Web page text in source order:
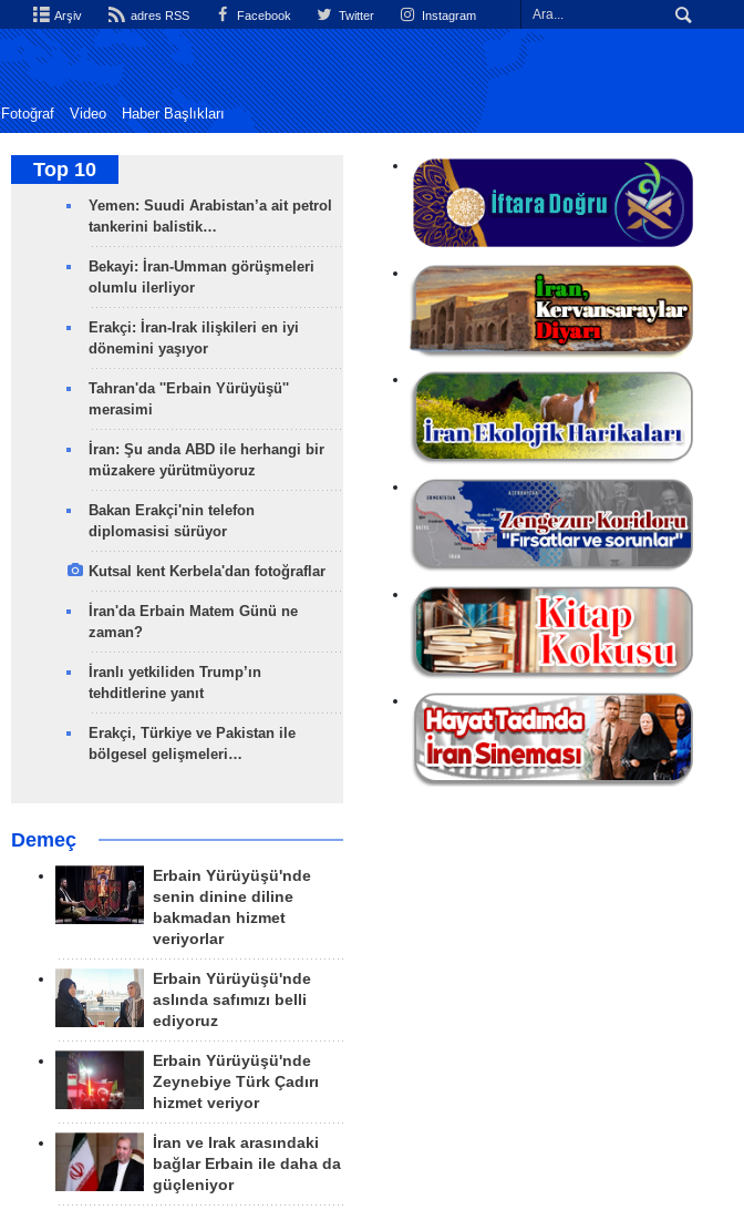
Arşiv adres RSS Facebook Twitter Instagram
Fotoğraf Video Haber Başlıkları
Top 10
Yemen: Suudi Arabistan’a ait petrol
tankerini balistik…
Bekayi: İran-Umman görüşmeleri
olumlu ilerliyor
Erakçi: İran-Irak ilişkileri en iyi
dönemini yaşıyor
Tahran'da ''Erbain Yürüyüşü''
merasimi
İran: Şu anda ABD ile herhangi bir
müzakere yürütmüyoruz
Bakan Erakçi'nin telefon
diplomasisi sürüyor
Kutsal kent Kerbela'dan fotoğraflar
İran'da Erbain Matem Günü ne
zaman?
İranlı yetkiliden Trump’ın
tehditlerine yanıt
Erakçi, Türkiye ve Pakistan ile
bölgesel gelişmeleri…
Demeç
Erbain Yürüyüşü'nde
senin dinine diline
bakmadan hizmet
veriyorlar
Erbain Yürüyüşü'nde
aslında safımızı belli
ediyoruz
Erbain Yürüyüşü'nde
Zeynebiye Türk Çadırı
hizmet veriyor
İran ve Irak arasındaki
bağlar Erbain ile daha da
güçleniyor